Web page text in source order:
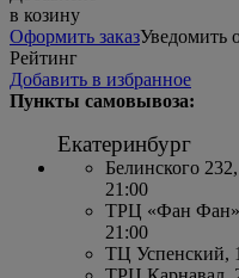
в козину
Оформить заказУведомить
Рейтинг
Добавить в избранное
Пункты самовывоза:
Екатеринбург
Белинского
21:00
ТРЦ «Фан
21:00
ТЦ Успенский,